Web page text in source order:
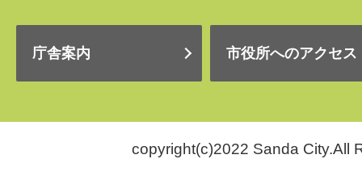
庁舎案内 市役所へのアクセス
copyright(c)2022 Sanda City.All